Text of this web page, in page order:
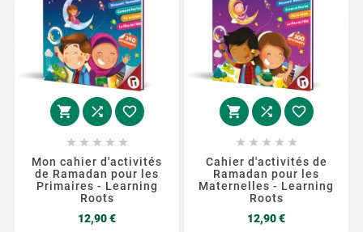
  
    
Mon cahier d'activités
de Ramadan pour les
Primaires - Learning
Roots
12,90 €Prix
  
    
Cahier d'activités de
Ramadan pour les
Maternelles - Learning
Roots
12,90 €Prix